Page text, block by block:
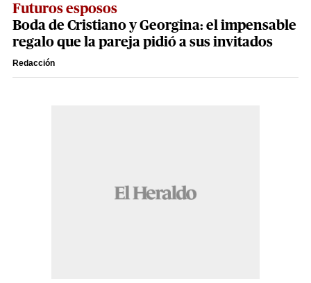
Futuros esposos
Boda de Cristiano y Georgina: el impensable
regalo que la pareja pidió a sus invitados
Redacción